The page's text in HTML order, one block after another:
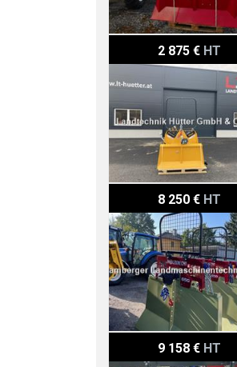
2 875 € HT
Uniforest 50 ECO
8 250 € HT
Holzknecht HS 650
9 158 € HT
Holzknecht HS 550